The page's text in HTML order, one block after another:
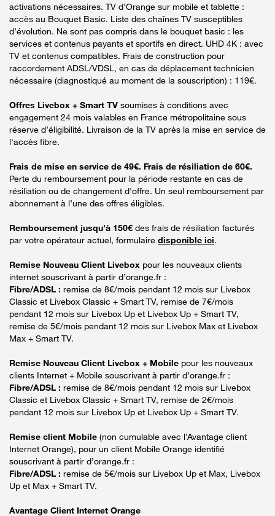
activations nécessaires. TV d’Orange sur mobile et tablette :
accès au Bouquet Basic. Liste des chaînes TV susceptibles
d’évolution. Ne sont pas compris dans le bouquet basic : les
services et contenus payants et sportifs en direct. UHD 4K : avec
TV et contenus compatibles. Frais de construction pour
raccordement ADSL/VDSL, en cas de déplacement technicien
nécessaire (diagnostiqué au moment de la souscription) : 119€.
Offres Livebox + Smart TV soumises à conditions avec
engagement 24 mois valables en France métropolitaine sous
réserve d’éligibilité. Livraison de la TV après la mise en service de
l'accès fibre.
Frais de mise en service de 49€. Frais de résiliation de 60€.
Perte du remboursement pour la période restante en cas de
résiliation ou de changement d'offre. Un seul remboursement par
abonnement à l’une des offres éligibles.
Remboursement jusqu’à 150€ des frais de résiliation facturés
par votre opérateur actuel, formulaire disponible ici.
Remise Nouveau Client Livebox pour les nouveaux clients
internet souscrivant à partir d’orange.fr :
Fibre/ADSL : remise de 8€/mois pendant 12 mois sur Livebox
Classic et Livebox Classic + Smart TV, remise de 7€/mois
pendant 12 mois sur Livebox Up et Livebox Up + Smart TV,
remise de 5€/mois pendant 12 mois sur Livebox Max et Livebox
Max + Smart TV.
Remise Nouveau Client Livebox + Mobile pour les nouveaux
clients Internet + Mobile souscrivant à partir d’orange.fr :
Fibre/ADSL : remise de 8€/mois pendant 12 mois sur Livebox
Classic et Livebox Classic + Smart TV, remise de 2€/mois
pendant 12 mois sur Livebox Up et Livebox Up + Smart TV.
Remise client Mobile (non cumulable avec l’Avantage client
Internet Orange), pour un client Mobile Orange identifié
souscrivant à partir d’orange.fr :
Fibre/ADSL : remise de 5€/mois sur Livebox Up et Max, Livebox
Up et Max + Smart TV.
Avantage Client Internet Orange